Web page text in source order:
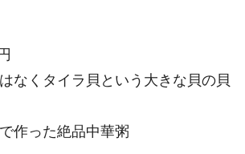
なくタイラ貝という大きな貝の貝
作った絶品中華粥